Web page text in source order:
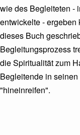
wie des Begleiteten -
entwickelte -
dieses Buch
Begleitungsprozess
die Spiritualität zum
Begleitende in
"hineinreifen".